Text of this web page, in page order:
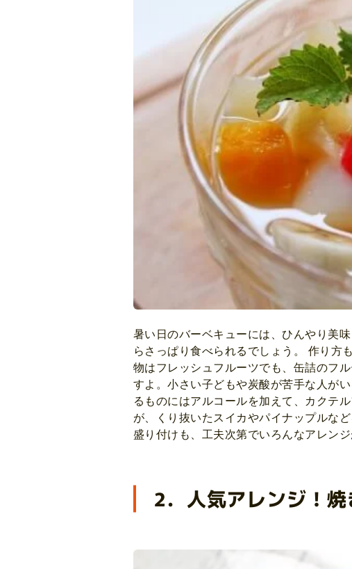
暑い日のバーベキューには、ひんやり美
らさっぱり食べられるでしょう。 作り方
物はフレッシュフルーツでも、缶詰のフ
すよ。小さい子どもや炭酸が苦手な人が
るものにはアルコールを加えて、カクテ
が、くり抜いたスイカやパイナップルな
盛り付けも、工夫次第でいろんなアレン
2．人気アレンジ！